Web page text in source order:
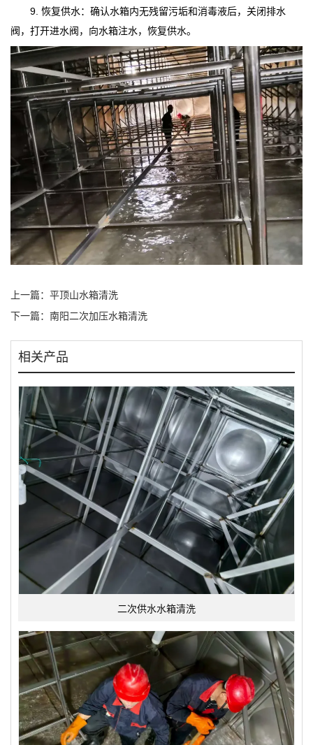
9. 恢复供水：确认水箱内无残留污垢和消毒液后，关闭排水
阀，打开进水阀，向水箱注水，恢复供水。
上一篇： 平顶山水箱清洗
下一篇： 南阳二次加压水箱清洗
相关产品
二次供水水箱清洗